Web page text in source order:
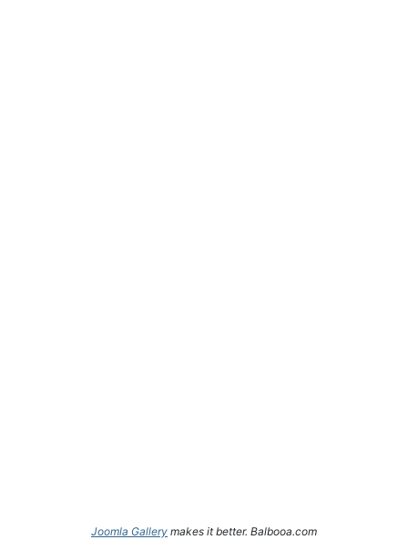
Joomla Gallery makes it better. Balbooa.com